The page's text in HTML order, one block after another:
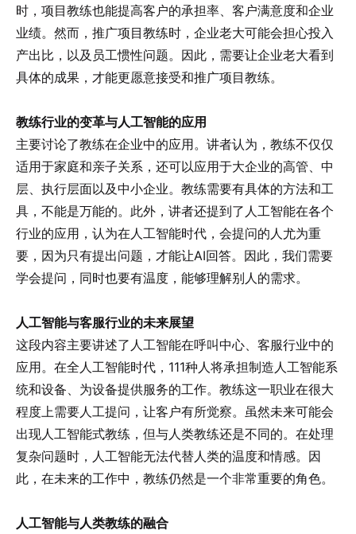
时，项目教练也能提高客户的承担率、客户满意度和企业
业绩。然而，推广项目教练时，企业老大可能会担心投入
产出比，以及员工惯性问题。因此，需要让企业老大看到
具体的成果，才能更愿意接受和推广项目教练。
教练行业的变革与人工智能的应用
主要讨论了教练在企业中的应用。讲者认为，教练不仅仅
适用于家庭和亲子关系，还可以应用于大企业的高管、中
层、执行层面以及中小企业。教练需要有具体的方法和工
具，不能是万能的。此外，讲者还提到了人工智能在各个
行业的应用，认为在人工智能时代，会提问的人尤为重
要，因为只有提出问题，才能让AI回答。因此，我们需要
学会提问，同时也要有温度，能够理解别人的需求。
人工智能与客服行业的未来展望
这段内容主要讲述了人工智能在呼叫中心、客服行业中的
应用。在全人工智能时代，111种人将承担制造人工智能系
统和设备、为设备提供服务的工作。教练这一职业在很大
程度上需要人工提问，让客户有所觉察。虽然未来可能会
出现人工智能式教练，但与人类教练还是不同的。在处理
复杂问题时，人工智能无法代替人类的温度和情感。因
此，在未来的工作中，教练仍然是一个非常重要的角色。
人工智能与人类教练的融合